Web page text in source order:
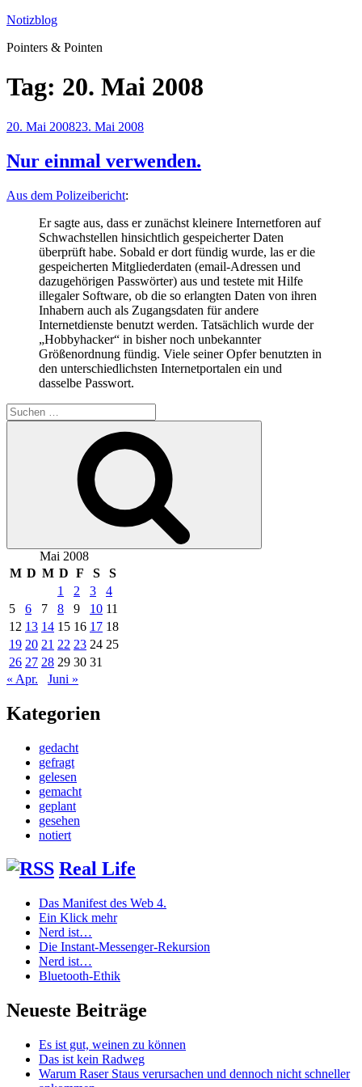
Zum
springen
Notizblog
Pointers & Pointen
Tag: 20. Mai 2008
Veröffentlicht
20. Mai 200823. Mai 2008
Nur einmal verwenden.
Aus dem Polizeibericht:
Er sagte aus, dass er zunächst kleinere Internetforen auf
Schwachstellen hinsichtlich gespeicherter Daten
überprüft habe. Sobald er dort fündig wurde, las er die
gespeicherten Mitgliederdaten (email-Adressen und
dazugehörigen Passwörter) aus und testete mit Hilfe
illegaler Software, ob die so erlangten Daten von ihren
Inhabern auch als Zugangsdaten für andere
Internetdienste benutzt werden. Tatsächlich wurde der
„Hobbyhacker“ in bisher noch unbekannter
Größenordnung fündig. Viele seiner Opfer benutzten in
den unterschiedlichsten Internetportalen ein und
dasselbe Passwort.
Suchen
nach:
Mai 2008
M D M D F S
S
1
2 3
4
5
6 7 8 9 10 11
12 13 14 15 16 17 18
19 20 21 22 23 24 25
26 27 28 29 30 31
« Apr.
Juni »
Kategorien
gedacht
gefragt
gelesen
gemacht
geplant
gesehen
notiert
Real Life
Das Manifest des Web 4.
Ein Klick mehr
Nerd ist…
Die Instant-Messenger-Rekursion
Nerd ist…
Bluetooth-Ethik
Neueste Beiträge
Es ist gut, weinen zu können
Das ist kein Radweg
Warum Raser Staus verursachen und dennoch nicht schneller